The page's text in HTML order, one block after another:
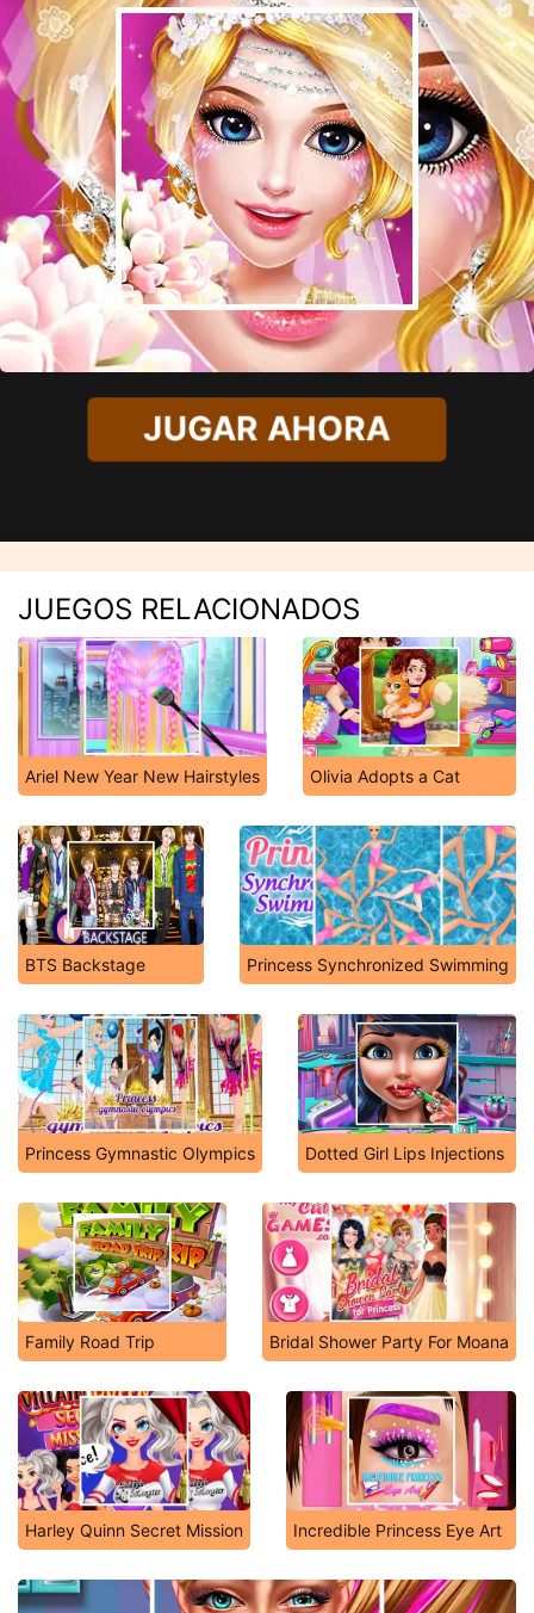
JUGAR AHORA
JUEGOS RELACIONADOS
Ariel New Year New Hairstyles Olivia Adopts a Cat
BTS Backstage Princess Synchronized Swimming
Princess Gymnastic Olympics Dotted Girl Lips Injections
Family Road Trip Bridal Shower Party For Moana
Harley Quinn Secret Mission Incredible Princess Eye Art